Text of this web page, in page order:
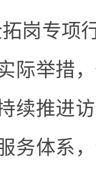
岗专项
际举措
续推进
务体系